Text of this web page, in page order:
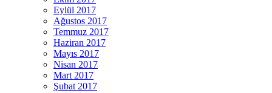
Eylül 2017
Ağustos 2017
Temmuz 2017
Haziran 2017
Mayıs 2017
Nisan 2017
Mart 2017
Şubat 2017